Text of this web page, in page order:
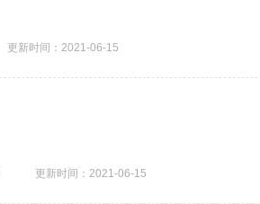
更新时间：2021-06-15
更新时间：2021-06-15